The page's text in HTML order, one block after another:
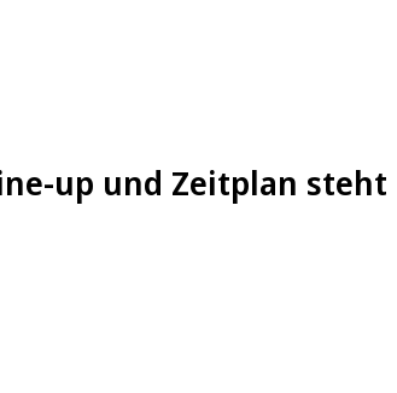
up und Zeitplan steht